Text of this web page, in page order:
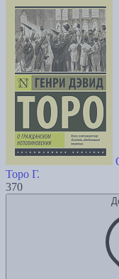
Торо Г.
370